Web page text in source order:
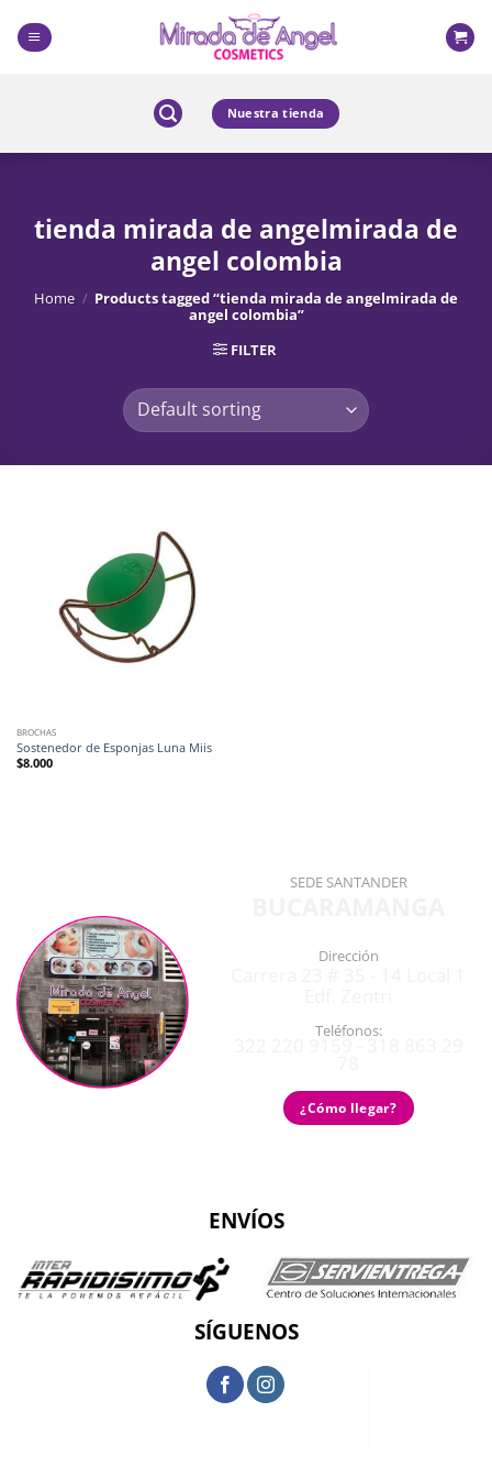
content
Nuestra tienda
tienda mirada de angelmirada de
angel colombia
Home / Products tagged “tienda mirada de angelmirada de
angel colombia”
FILTER
BROCHAS
Sostenedor de Esponjas Luna Miis
$8.000
SEDE SANTANDER
Dirección
Teléfonos:
¿Cómo llegar?
ENVÍOS
SÍGUENOS